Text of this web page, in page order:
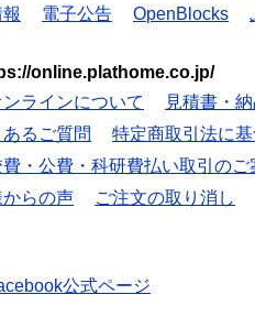
電子公告 OpenBlocks
online.plathome.co.jp/
ラインについて
見積書・
あるご質問
特定商取引法に
費・公費・科研費払い取引のご
らの声 ご注文の取り消し
公式ページ